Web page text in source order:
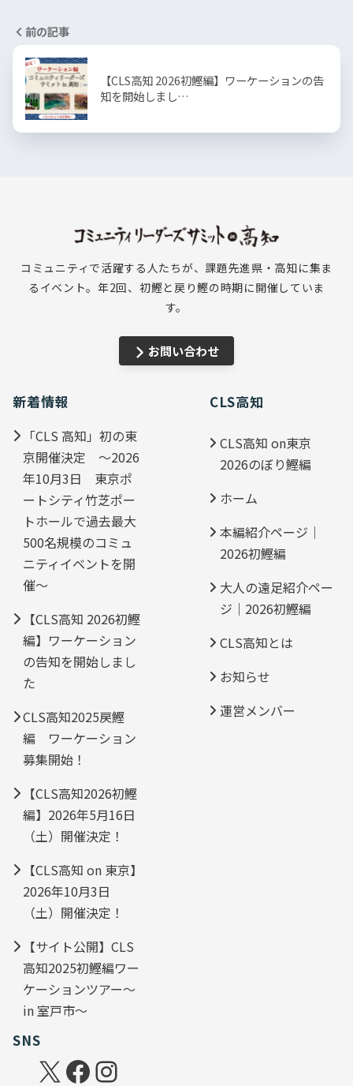
前の記事
【CLS高知 2026初鰹編】ワーケーションの告
知を開始しまし…
コミュニティで活躍する人たちが、課題先進県・高知に集ま
るイベント。年2回、初鰹と戻り鰹の時期に開催していま
す。
お問い合わせ
新着情報
「CLS 高知」初の東
京開催決定 ～2026
年10月3日 東京ポ
ートシティ竹芝ポー
トホールで過去最大
500名規模のコミュ
ニティイベントを開
催～
【CLS高知 2026初鰹
編】ワーケーション
の告知を開始しまし
た
CLS高知2025戻鰹
編 ワーケーション
募集開始！
【CLS高知2026初鰹
編】2026年5月16日
（土）開催決定！
【CLS高知 on 東京】
2026年10月3日
（土）開催決定！
【サイト公開】CLS
高知2025初鰹編ワー
ケーションツアー～
in 室戸市～
CLS高知
CLS高知 on東京
2026のぼり鰹編
ホーム
本編紹介ページ｜
2026初鰹編
大人の遠足紹介ペー
ジ｜2026初鰹編
CLS高知とは
お知らせ
運営メンバー
SNS